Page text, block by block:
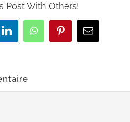
Post With Others!
LinkedInWhatsAppPinterestEmail